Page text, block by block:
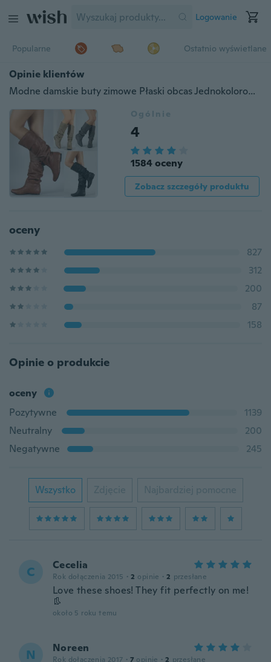
Logowanie
Popularne Ostatnio wyświetlane
Opinie klientów
Modne damskie buty zimowe Płaski obcas Jednokolorowe długie buty Szpiczaste Kozaki do kolan Skórzane szwy Casual Girl Śliczne mieszkania Buty do botków Outdoor Antypoślizgowe botki
Ogólnie
4
1584 oceny
Zobacz szczegóły produktu
oceny
827
312
200
87
158
Opinie o produkcie
oceny
Pozytywne
1139
Neutralny
200
Negatywne
245
Wszystko Zdjęcie Najbardziej pomocne
C Cecelia
Rok dołączenia 2015 · 2 opinie · 2 przesłane
Love these shoes! They fit perfectly on me!
👢
około 5 roku temu
N Noreen
Rok dołączenia 2017 · 7 opinie · 2 przesłane